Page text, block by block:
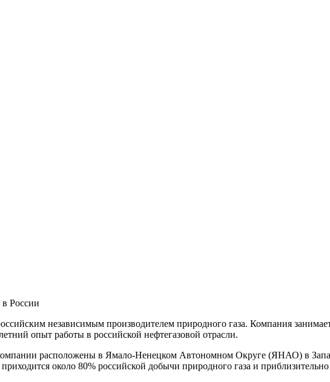
России
независимым производителем природного газа. Компания
опыт работы в российской нефтегазовой отрасли.
расположены в Ямало-Ненецком Автономном Округе (ЯНАО) в
около 80% российской добычи природного газа и